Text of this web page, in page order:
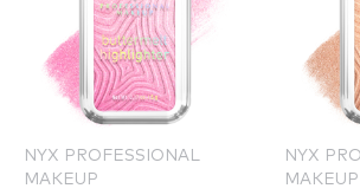
NYX PROFESSIONAL
MAKEUP
NYX
MAKEUP